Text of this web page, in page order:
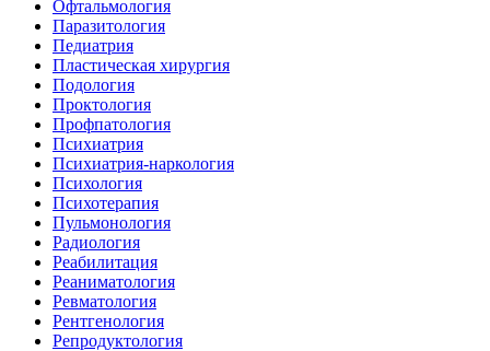
Офтальмология
Паразитология
Педиатрия
Пластическая хирургия
Подология
Проктология
Профпатология
Психиатрия
Психиатрия-наркология
Психология
Психотерапия
Пульмонология
Радиология
Реабилитация
Реаниматология
Ревматология
Рентгенология
Репродуктология